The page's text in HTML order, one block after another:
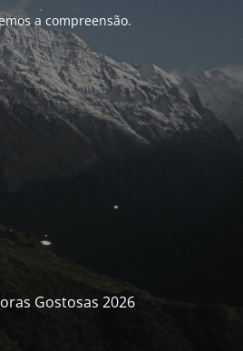
a compreensão.
Gostosas 2026